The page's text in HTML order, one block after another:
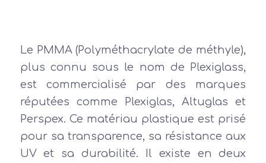
Le PMMA (Polyméthacrylate de méthyle),
plus connu sous le nom de Plexiglass,
est commercialisé par des marques
réputées comme Plexiglas, Altuglas et
Perspex. Ce matériau plastique est prisé
pour sa transparence, sa résistance aux
UV et sa durabilité. Il existe en deux